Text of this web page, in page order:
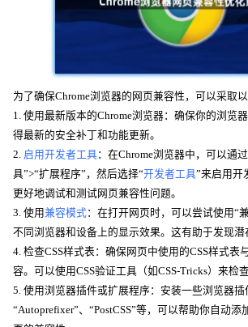
为了确保Chrome浏览器的网页兼容性，可以采取以
1. 使用最新版本的Chrome浏览器：确保你的浏览
得最新的安全补丁和功能更新。
2. 启用开发者工具：在Chrome浏览器中，可以通
具”>“扩展程序”，然后选择“开发者工具”来启用开
更好地调试和测试网页兼容性问题。
3. 使用兼容模式：在打开网页时，可以尝试使用“
不同浏览器和设备上的显示效果。这有助于发现潜
4. 检查CSS样式表：确保网页中使用的CSS样式表
容。可以使用CSS验证工具（如CSS-Tricks）来检
5. 使用浏览器插件或扩展程序：安装一些浏览器插
“Autoprefixer”、“PostCSS”等，可以帮助你自动添